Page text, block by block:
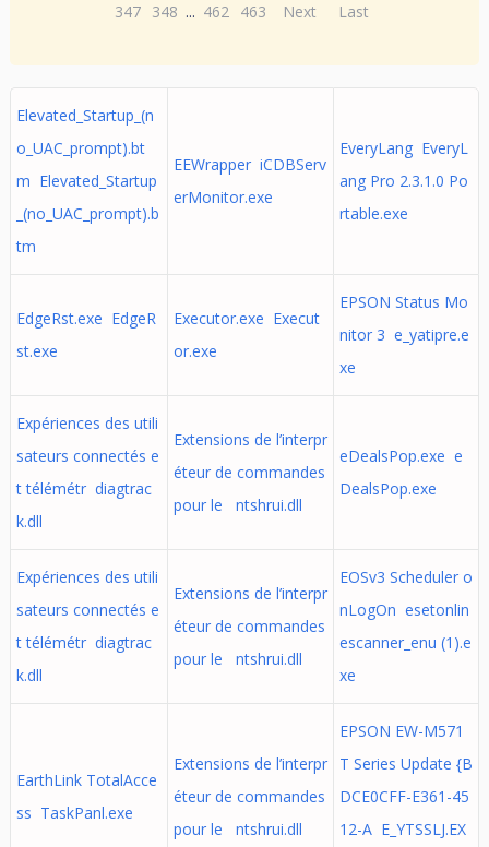
347 348 ... 462 463 Next Last
Elevated_Startup_(n
o_UAC_prompt).bt
m Elevated_Startup
_(no_UAC_prompt).b
tm
EEWrapper iCDBServ
erMonitor.exe
EveryLang EveryL
ang Pro 2.3.1.0 Po
rtable.exe
EdgeRst.exe EdgeR
st.exe
Executor.exe Execut
or.exe
EPSON Status Mo
nitor 3 e_yatipre.e
xe
Expériences des utili
sateurs connectés e
t télémétr diagtrac
k.dll
Extensions de l’interpr
éteur de commandes
pour le ntshrui.dll
eDealsPop.exe e
DealsPop.exe
Expériences des utili
sateurs connectés e
t télémétr diagtrac
k.dll
Extensions de l’interpr
éteur de commandes
pour le ntshrui.dll
EOSv3 Scheduler o
nLogOn esetonlin
escanner_enu (1).e
xe
EarthLink TotalAcce
ss TaskPanl.exe
Extensions de l’interpr
éteur de commandes
pour le ntshrui.dll
EPSON EW-M571
T Series Update {B
DCE0CFF-E361-45
12-A E_YTSSLJ.EX